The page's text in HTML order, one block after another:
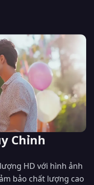
Chỉnh
HD với hình ảnh
bảo chất lượng cao